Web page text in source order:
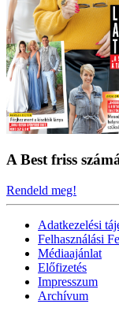
A Best friss
Rendeld meg!
Adatkezelési
Felhasználási
Médiaajánlat
Előfizetés
Impresszum
Archívum